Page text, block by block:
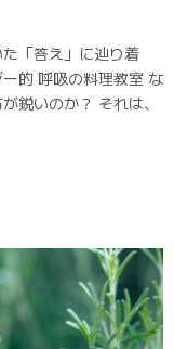
「答え」に辿り着
的 呼吸の料理教室 な
鋭いのか？ それは、